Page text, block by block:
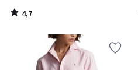
4,7
/